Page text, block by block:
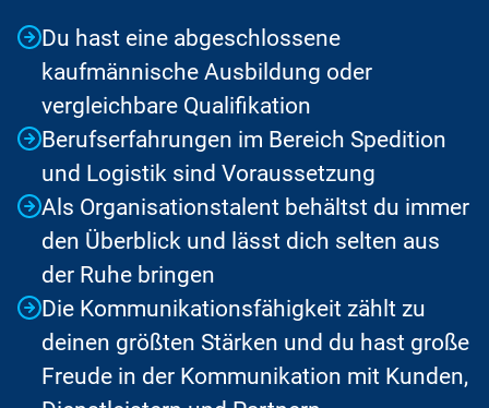
Du hast eine abgeschlossene
kaufmännische Ausbildung oder
vergleichbare Qualifikation
Berufserfahrungen im Bereich Spedition
und Logistik sind Voraussetzung
Als Organisationstalent behältst du immer
den Überblick und lässt dich selten aus
der Ruhe bringen
Die Kommunikationsfähigkeit zählt zu
deinen größten Stärken und du hast große
Freude in der Kommunikation mit Kunden,